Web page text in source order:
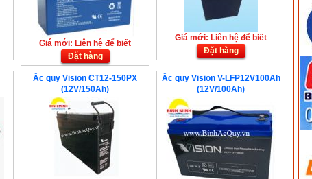
Giá mới: Liên hệ để biết
Đặt hàng
Giá mới: Liên hệ để biết
Đặt hàng
Ắc quy Vision CT12-150PX
(12V/150Ah)
Ắc quy Vision V-LFP12V100Ah
(12V/100Ah)